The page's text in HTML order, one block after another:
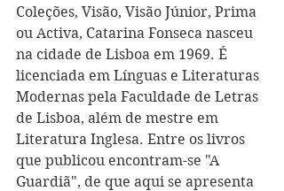
Coleções, Visão, Visão Júnior, Prima
ou Activa, Catarina Fonseca nasceu
na cidade de Lisboa em 1969. É
licenciada em Línguas e Literaturas
Modernas pela Faculdade de Letras
de Lisboa, além de mestre em
Literatura Inglesa. Entre os livros
que publicou encontram-se "A
Guardiã", de que aqui se apresenta